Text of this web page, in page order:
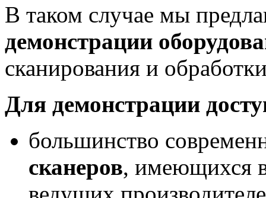
В таком случае мы
демонстрации
сканирования и
Для демонстрации
большинство
сканеров, имеющихся